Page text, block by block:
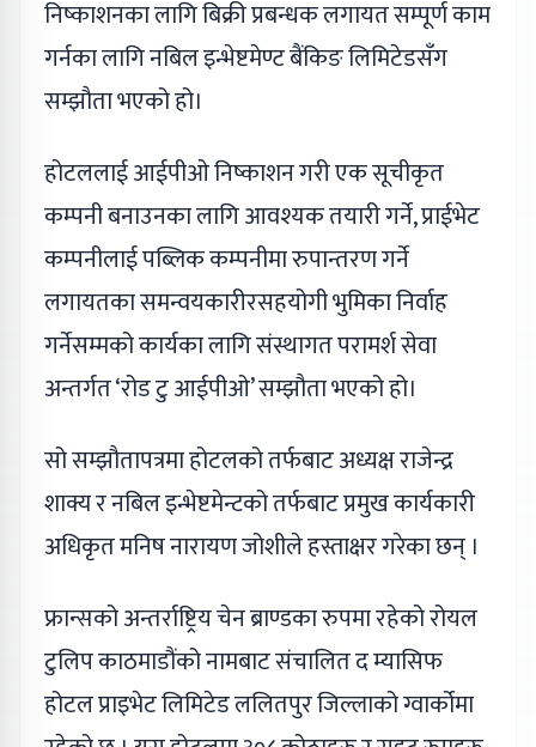
निष्काशनका लागि बिक्री प्रबन्धक लगायत सम्पूर्ण काम
गर्नका लागि नबिल इन्भेष्टमेण्ट बैंकिङ लिमिटेडसँग
सम्झौता भएको हो।
होटललाई आईपीओ निष्काशन गरी एक सूचीकृत
कम्पनी बनाउनका लागि आवश्यक तयारी गर्ने, प्राईभेट
कम्पनीलाई पब्लिक कम्पनीमा रुपान्तरण गर्ने
लगायतका समन्वयकारीरसहयोगी भुमिका निर्वाह
गर्नेसम्मको कार्यका लागि संस्थागत परामर्श सेवा
अन्तर्गत ‘रोड टु आईपीओ’ सम्झौता भएको हो।
सो सम्झौतापत्रमा होटलको तर्फबाट अध्यक्ष राजेन्द्र
शाक्य र नबिल इन्भेष्टमेन्टको तर्फबाट प्रमुख कार्यकारी
अधिकृत मनिष नारायण जोशीले हस्ताक्षर गरेका छन् ।
फ्रान्सको अन्तर्राष्ट्रिय चेन ब्राण्डका रुपमा रहेको रोयल
टुलिप काठमाडौंको नामबाट संचालित द म्यासिफ
होटल प्राइभेट लिमिटेड ललितपुर जिल्लाको ग्वार्कोमा